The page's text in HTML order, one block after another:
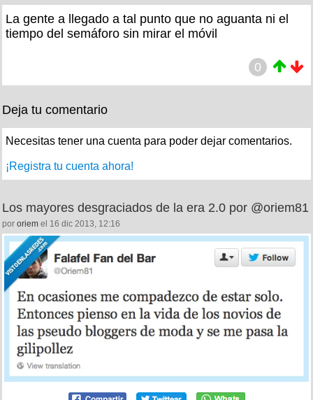
La gente a llegado a tal punto que no aguanta ni el
tiempo del semáforo sin mirar el móvil
0
Deja tu comentario
Necesitas tener una cuenta para poder dejar comentarios.
¡Registra tu cuenta ahora!
Los mayores desgraciados de la era 2.0 por @oriem81
por oriem el 16 dic 2013, 12:16